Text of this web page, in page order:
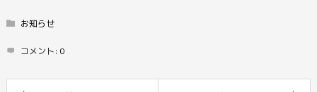
お知らせ
コメント: 0